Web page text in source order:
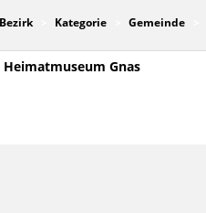
Bezirk Kategorie Gemeinde
Heimatmuseum Gnas